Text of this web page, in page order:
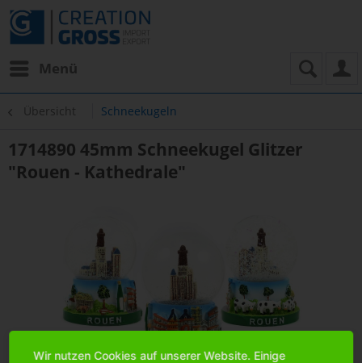
Menü
Übersicht Schneekugeln
1714890 45mm Schneekugel Glitzer
"Rouen - Kathedrale"
Wir nutzen Cookies auf unserer Website. Einige